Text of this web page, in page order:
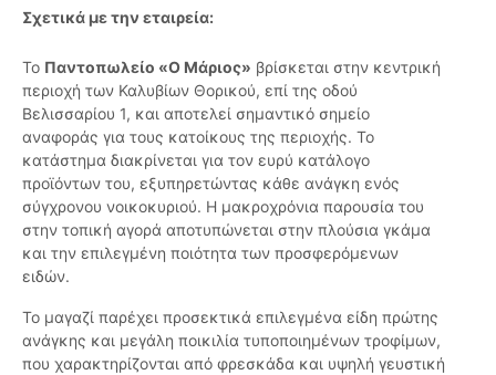
Σχετικά με την εταιρεία:
Το Παντοπωλείο «Ο Μάριος» βρίσκεται στην κεντρική
περιοχή των Καλυβίων Θορικού, επί της οδού
Βελισσαρίου 1, και αποτελεί σημαντικό σημείο
αναφοράς για τους κατοίκους της περιοχής. Το
κατάστημα διακρίνεται για τον ευρύ κατάλογο
προϊόντων του, εξυπηρετώντας κάθε ανάγκη ενός
σύγχρονου νοικοκυριού. Η μακροχρόνια παρουσία του
στην τοπική αγορά αποτυπώνεται στην πλούσια γκάμα
και την επιλεγμένη ποιότητα των προσφερόμενων
ειδών.
Το μαγαζί παρέχει προσεκτικά επιλεγμένα είδη πρώτης
ανάγκης και μεγάλη ποικιλία τυποποιημένων τροφίμων,
που χαρακτηρίζονται από φρεσκάδα και υψηλή γευστική